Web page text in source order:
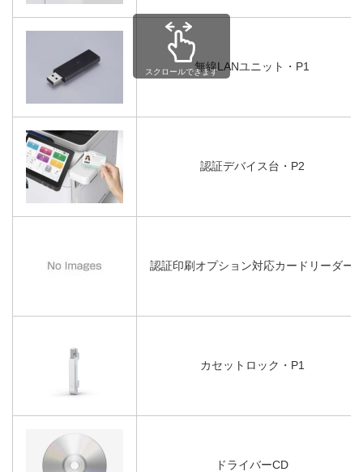
無線LANユニット・P1
認証デバイス台・P2
認証印刷オプション対応カードリーダー
カセットロック・P1
ドライバーCD
スクロールできます